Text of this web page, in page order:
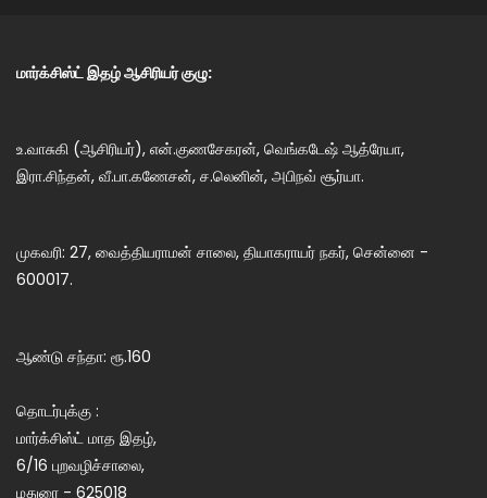
மார்க்சிஸ்ட் இதழ் ஆசிரியர் குழு:
உ.வாசுகி (ஆசிரியர்), என்.குணசேகரன், வெங்கடேஷ் ஆத்ரேயா,
இரா.சிந்தன், வீ.பா.கணேசன், ச.லெனின், அபிநவ் சூர்யா.
முகவரி: 27, வைத்தியராமன் சாலை, தியாகராயர் நகர், சென்னை -
600017.
ஆண்டு சந்தா: ரூ.160
தொடர்புக்கு :
மார்க்சிஸ்ட் மாத இதழ்,
6/16 புறவழிச்சாலை,
மதுரை - 625018